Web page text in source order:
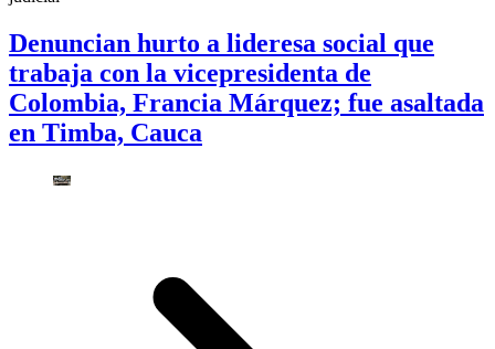
Denuncian hurto a lideresa social que
trabaja con la vicepresidenta de
Colombia, Francia Márquez; fue asaltada
en Timba, Cauca